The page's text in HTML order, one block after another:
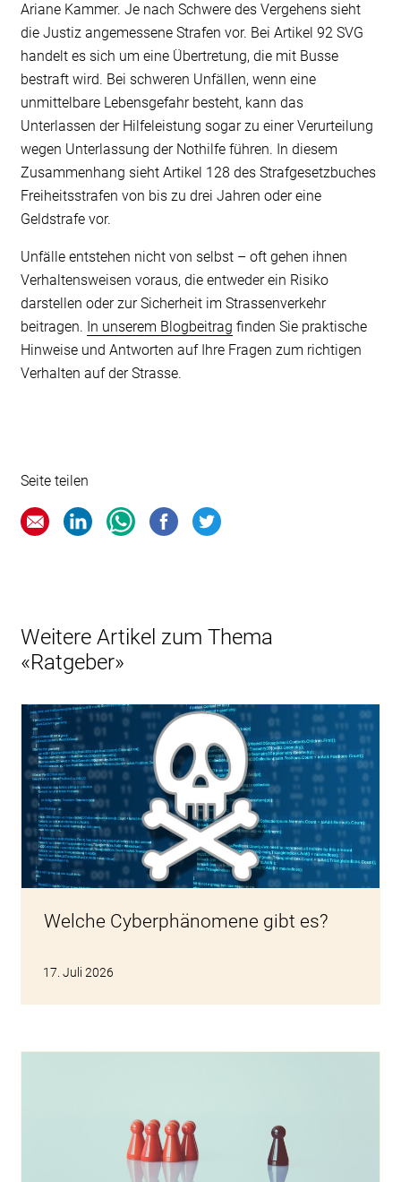
Ariane Kammer. Je nach Schwere des Vergehens sieht
die Justiz angemessene Strafen vor. Bei Artikel 92 SVG
handelt es sich um eine Übertretung, die mit Busse
bestraft wird. Bei schweren Unfällen, wenn eine
unmittelbare Lebensgefahr besteht, kann das
Unterlassen der Hilfeleistung sogar zu einer Verurteilung
wegen Unterlassung der Nothilfe führen. In diesem
Zusammenhang sieht Artikel 128 des Strafgesetzbuches
Freiheitsstrafen von bis zu drei Jahren oder eine
Geldstrafe vor.
Unfälle entstehen nicht von selbst – oft gehen ihnen
Verhaltensweisen voraus, die entweder ein Risiko
darstellen oder zur Sicherheit im Strassenverkehr
beitragen. In unserem Blogbeitrag finden Sie praktische
Hinweise und Antworten auf Ihre Fragen zum richtigen
Verhalten auf der Strasse.
Seite teilen
Weitere Artikel zum Thema
«Ratgeber»
Welche Cyberphänomene gibt es?
17. Juli 2026